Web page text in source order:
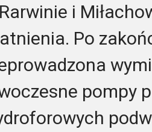
i
Po
pompy